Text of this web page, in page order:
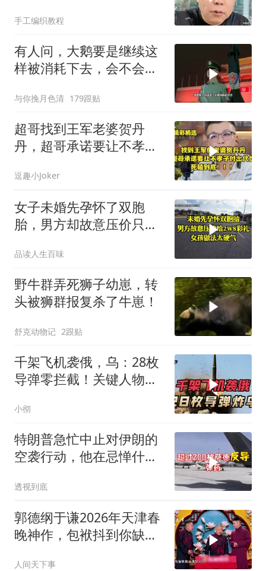
手工编织教程
有人问，大鹅要是继续这
样被消耗下去，会不会灭
与你挽月色清 179跟贴
超哥找到王军老婆贺丹
丹，超哥承诺要让不孝子
逗趣小Joker
女子未婚先孕怀了双胞
胎，男方却故意压价只给
品读人生百味
野牛群弄死狮子幼崽，转
头被狮群报复杀了牛崽！
舒克动物记 2跟贴
千架飞机袭俄，乌：28枚
导弹零拦截！关键人物被
小彻
特朗普急忙中止对伊朗的
空袭行动，他在忌惮什
透视到底
郭德纲于谦2026年天津春
晚神作，包袱抖到你缺氧
人间天下事